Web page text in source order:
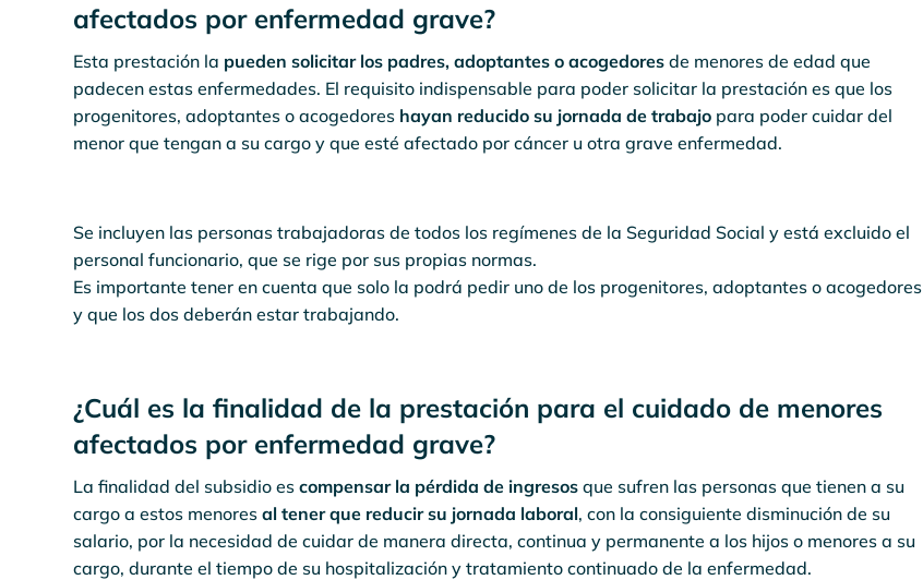
afectados por enfermedad grave?
Esta prestación la pueden solicitar los padres, adoptantes o acogedores de menores de edad que
padecen estas enfermedades. El requisito indispensable para poder solicitar la prestación es que los
progenitores, adoptantes o acogedores hayan reducido su jornada de trabajo para poder cuidar del
menor que tengan a su cargo y que esté afectado por cáncer u otra grave enfermedad.
Se incluyen las personas trabajadoras de todos los regímenes de la Seguridad Social y está excluido el
personal funcionario, que se rige por sus propias normas.
Es importante tener en cuenta que solo la podrá pedir uno de los progenitores, adoptantes o acogedores
y que los dos deberán estar trabajando.
¿Cuál es la finalidad de la prestación para el cuidado de menores
afectados por enfermedad grave?
La finalidad del subsidio es compensar la pérdida de ingresos que sufren las personas que tienen a su
cargo a estos menores al tener que reducir su jornada laboral, con la consiguiente disminución de su
salario, por la necesidad de cuidar de manera directa, continua y permanente a los hijos o menores a su
cargo, durante el tiempo de su hospitalización y tratamiento continuado de la enfermedad.